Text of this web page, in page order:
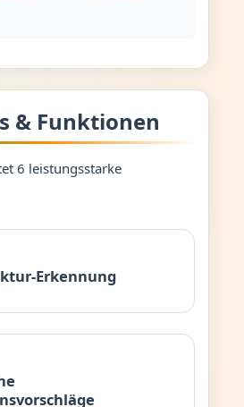
& Funktionen
6 leistungsstarke
Erkennung